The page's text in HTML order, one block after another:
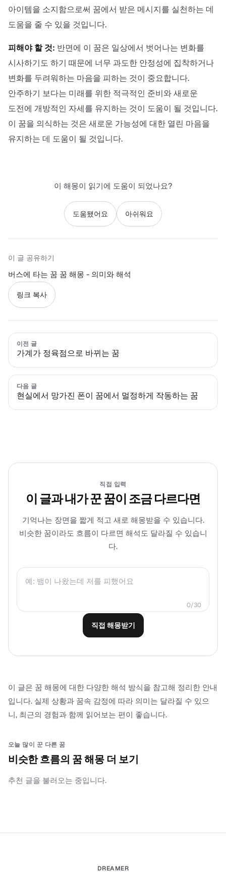
아이템을 소지함으로써 꿈에서 받은 메시지를 실천하는 데
도움을 줄 수 있을 것입니다.
피해야 할 것: 반면에 이 꿈은 일상에서 벗어나는 변화를
시사하기도 하기 때문에 너무 과도한 안정성에 집착하거나
변화를 두려워하는 마음을 피하는 것이 중요합니다.
안주하기 보다는 미래를 위한 적극적인 준비와 새로운
도전에 개방적인 자세를 유지하는 것이 도움이 될 것입니다.
이 꿈을 의식하는 것은 새로운 가능성에 대한 열린 마음을
유지하는 데 도움이 될 것입니다.
이 해몽이 읽기에 도움이 되었나요?
도움됐어요 아쉬워요
이 글 공유하기
버스에 타는 꿈 꿈 해몽 - 의미와 해석
링크 복사
이전 글
가계가 정육점으로 바뀌는 꿈
다음 글
현실에서 망가진 폰이 꿈에서 멀정하게 작동하는 꿈
직접 입력
이 글과 내가 꾼 꿈이 조금 다르다면
기억나는 장면을 짧게 적고 새로 해몽받을 수 있습니다.
비슷한 꿈이라도 흐름이 다르면 해석도 달라질 수 있습니
다.
0/30
직접 해몽받기
이 글은 꿈 해몽에 대한 다양한 해석 방식을 참고해 정리한 안내
입니다. 실제 상황과 꿈속 감정에 따라 의미는 달라질 수 있으
니, 최근의 경험과 함께 읽어보는 편이 좋습니다.
오늘 많이 꾼 다른 꿈
비슷한 흐름의 꿈 해몽 더 보기
추천 글을 불러오는 중입니다.
DREAMER